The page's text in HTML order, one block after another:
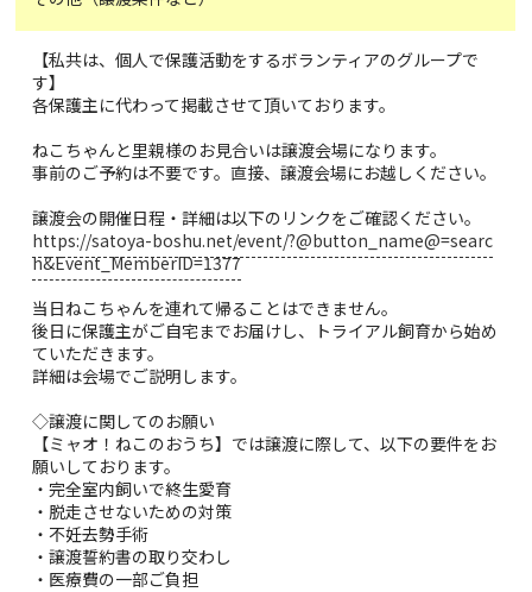
【私共は、個人で保護活動をするボランティアのグループで
す】
各保護主に代わって掲載させて頂いております。
ねこちゃんと里親様のお見合いは譲渡会場になります。
事前のご予約は不要です。直接、譲渡会場にお越しください。
譲渡会の開催日程・詳細は以下のリンクをご確認ください。
https://satoya-boshu.net/event/?@button_name@=searc
h&Event_MemberID=1377
当日ねこちゃんを連れて帰ることはできません。
後日に保護主がご自宅までお届けし、トライアル飼育から始め
ていただきます。
詳細は会場でご説明します。
◇譲渡に関してのお願い
【ミャオ！ねこのおうち】では譲渡に際して、以下の要件をお
願いしております。
・完全室内飼いで終生愛育
・脱走させないための対策
・不妊去勢手術
・譲渡誓約書の取り交わし
・医療費の一部ご負担